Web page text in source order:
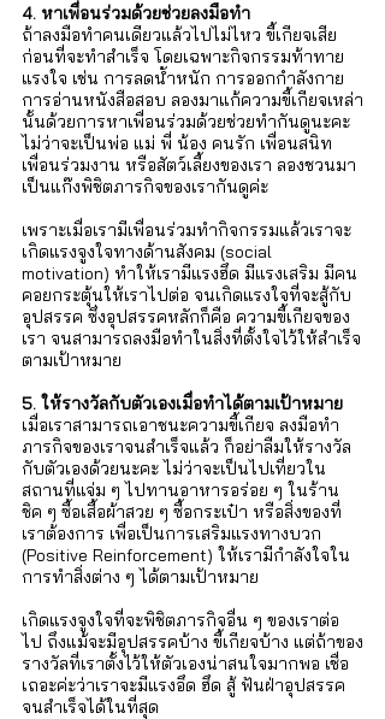
4. หาเพื่อนร่วมด้วยช่วยลงมือทำ
ถ้าลงมือทำคนเดียวแล้วไปไม่ไหว ขี้เกียจเสีย
ก่อนที่จะทำสำเร็จ โดยเฉพาะกิจกรรมท้าทาย
แรงใจ เช่น การลดน้ำหนัก การออกกำลังกาย
การอ่านหนังสือสอบ ลองมาแก้ความขี้เกียจเหล่า
นั้นด้วยการหาเพื่อนร่วมด้วยช่วยทำกันดูนะคะ
ไม่ว่าจะเป็นพ่อ แม่ พี่ น้อง คนรัก เพื่อนสนิท
เพื่อนร่วมงาน หรือสัตว์เลี้ยงของเรา ลองชวนมา
เป็นแก๊งพิชิตภารกิจของเรากันดูค่ะ
เพราะเมื่อเรามีเพื่อนร่วมทำกิจกรรมแล้วเราจะ
เกิดแรงจูงใจทางด้านสังคม (social
motivation) ทำให้เรามีแรงฮึด มีแรงเสริม มีคน
คอยกระตุ้นให้เราไปต่อ จนเกิดแรงใจที่จะสู้กับ
อุปสรรค ซึ่งอุปสรรคหลักก็คือ ความขี้เกียจของ
เรา จนสามารถลงมือทำในสิ่งที่ตั้งใจไว้ให้สำเร็จ
ตามเป้าหมาย
5. ให้รางวัลกับตัวเองเมื่อทำได้ตามเป้าหมาย
เมื่อเราสามารถเอาชนะความขี้เกียจ ลงมือทำ
ภารกิจของเราจนสำเร็จแล้ว ก็อย่าลืมให้รางวัล
กับตัวเองด้วยนะคะ ไม่ว่าจะเป็นไปเที่ยวใน
สถานที่แจ่ม ๆ ไปทานอาหารอร่อย ๆ ในร้าน
ชิค ๆ ซื้อเสื้อผ้าสวย ๆ ซื้อกระเป๋า หรือสิ่งของที่
เราต้องการ เพื่อเป็นการเสริมแรงทางบวก
(Positive Reinforcement) ให้เรามีกำลังใจใน
การทำสิ่งต่าง ๆ ได้ตามเป้าหมาย
เกิดแรงจูงใจที่จะพิชิตภารกิจอื่น ๆ ของเราต่อ
ไป ถึงแม้จะมีอุปสรรคบ้าง ขี้เกียจบ้าง แต่ถ้าของ
รางวัลที่เราตั้งไว้ให้ตัวเองน่าสนใจมากพอ เชื่อ
เถอะค่ะว่าเราจะมีแรงอึด ฮึด สู้ ฟันฝ่าอุปสรรค
จนสำเร็จได้ในที่สุด